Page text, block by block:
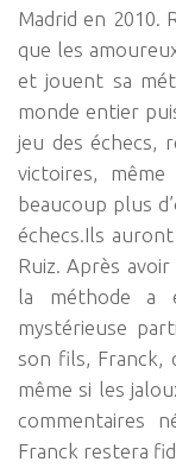
Madrid en 2010.
que les
et jouent sa
monde entier
jeu des échecs,
victoires,
beaucoup plus
échecs.Ils
Ruiz. Après
la méthode a
mystérieuse
son fils, Franck,
même si les
commentaires
Franck restera